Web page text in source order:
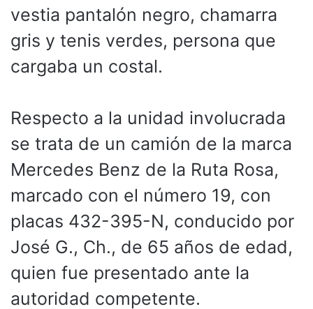
vestia pantalón negro, chamarra
gris y tenis verdes, persona que
cargaba un costal.
Respecto a la unidad involucrada
se trata de un camión de la marca
Mercedes Benz de la Ruta Rosa,
marcado con el número 19, con
placas 432-395-N, conducido por
José G., Ch., de 65 años de edad,
quien fue presentado ante la
autoridad competente.